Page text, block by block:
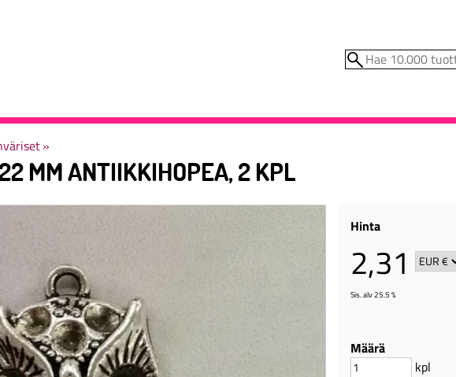
‪»
MM ANTIIKKIHOPEA, 2 KPL
Hinta
2,31
Sis. alv 25.5 %
Määrä
kpl